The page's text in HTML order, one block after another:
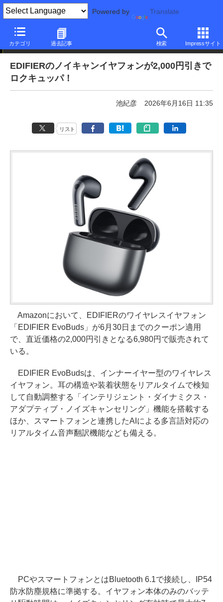
Powered by Translate
カテゴリ 過去記事 検索 Impressサイト
本日みつけたお買い得品
EDIFIERのノイキャンイヤフォンが2,000円引きで
ロクキュッパ！
池紀彦 2026年6月16日 11:35
リスト
Amazonにおいて、EDIFIERのワイヤレスイヤフォン
「EDIFIER EvoBuds」が6月30日までのクーポン適用
で、直近価格の2,000円引きとなる6,980円で販売されて
いる。
EDIFIER EvoBudsは、インナーイヤー型のワイヤレス
イヤフォン。耳の構造や装着状態をリアルタイムで検知
して自動調整する「インテリジェント・ダイナミクス・
アダプティブ・ノイズキャンセリング」機能を搭載する
ほか、スマートフォンと連携したAIによる多言語対応の
リアルタイム音声翻訳機能なども備える。
PCやスマートフォンとはBluetooth 6.1で接続し、IP54
防水防塵規格に準拠する。イヤフォン本体のみのバッテ